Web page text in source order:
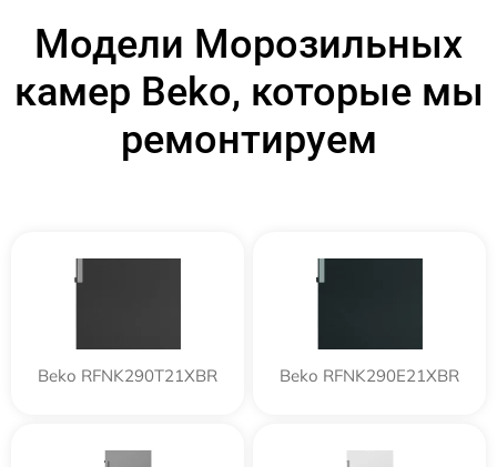
Модели Морозильных
камер Beko, которые мы
ремонтируем
Beko RFNK290T21XBR Beko RFNK290E21XBR